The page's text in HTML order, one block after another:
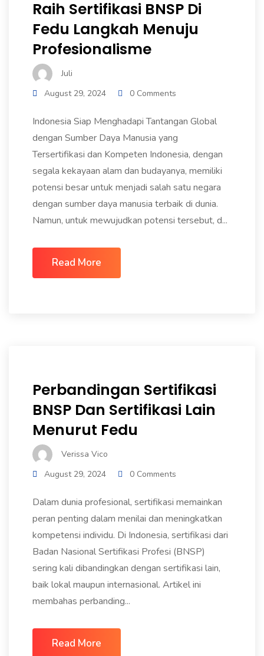
Raih Sertifikasi BNSP Di
Fedu Langkah Menuju
Profesionalisme
Juli
August 29, 2024
0 Comments
Indonesia Siap Menghadapi Tantangan Global
dengan Sumber Daya Manusia yang
Tersertifikasi dan Kompeten Indonesia, dengan
segala kekayaan alam dan budayanya, memiliki
potensi besar untuk menjadi salah satu negara
dengan sumber daya manusia terbaik di dunia.
Namun, untuk mewujudkan potensi tersebut, d...
Read More
Perbandingan Sertifikasi
BNSP Dan Sertifikasi Lain
Menurut Fedu
Verissa Vico
August 29, 2024
0 Comments
Dalam dunia profesional, sertifikasi memainkan
peran penting dalam menilai dan meningkatkan
kompetensi individu. Di Indonesia, sertifikasi dari
Badan Nasional Sertifikasi Profesi (BNSP)
sering kali dibandingkan dengan sertifikasi lain,
baik lokal maupun internasional. Artikel ini
membahas perbanding...
Read More